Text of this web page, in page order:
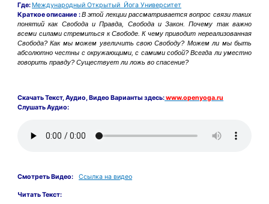
Где: Международный Открытый Йога Университет
Краткое описание :В этой лекции рассматривается вопрос связи таких
понятий как Свобода и Правда, Свобода и Закон. Почему так важно
всеми силами стремиться к Свободе. К чему приводит нереализованная
Свобода? Как мы можем увеличить свою Свободу? Можем ли мы быть
абсолютно честны с окружающими, с самими собой? Всегда ли уместно
говорить правду? Существует ли ложь во спасение?
СкачатьТекст,Аудио, Видео Варианты здесь:www.openyoga.ru
Слушать Аудио:
Смотреть Видео: Ссылка на видео
Читать Текст: